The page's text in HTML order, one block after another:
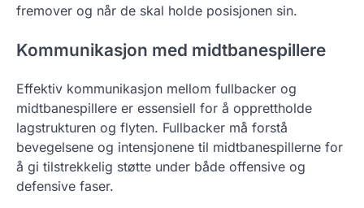
fremover og når de skal holde posisjonen sin.
Kommunikasjon med midtbanespillere
Effektiv kommunikasjon mellom fullbacker og
midtbanespillere er essensiell for å opprettholde
lagstrukturen og flyten. Fullbacker må forstå
bevegelsene og intensjonene til midtbanespillerne for
å gi tilstrekkelig støtte under både offensive og
defensive faser.